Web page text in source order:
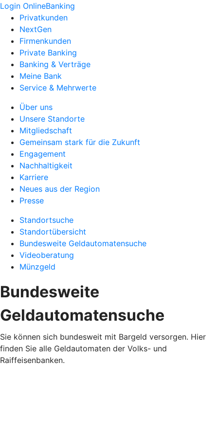
Login OnlineBanking
Privatkunden
NextGen
Firmenkunden
Private Banking
Banking & Verträge
Meine Bank
Service & Mehrwerte
Über uns
Unsere Standorte
Mitgliedschaft
Gemeinsam stark für die Zukunft
Engagement
Nachhaltigkeit
Karriere
Neues aus der Region
Presse
Standortsuche
Standortübersicht
Bundesweite Geldautomatensuche
Videoberatung
Münzgeld
Bundesweite
Geldautomatensuche
Sie können sich bundesweit mit Bargeld versorgen. Hier
finden Sie alle Geldautomaten der Volks- und
Raiffeisenbanken.